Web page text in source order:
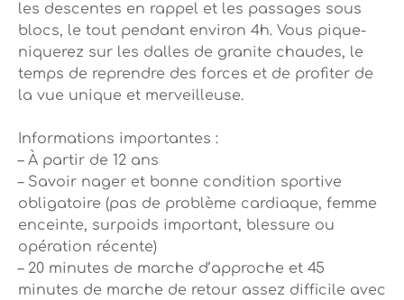
les descentes en rappel et les passages sous
blocs, le tout pendant environ 4h. Vous pique-
niquerez sur les dalles de granite chaudes, le
temps de reprendre des forces et de profiter de
la vue unique et merveilleuse.
Informations importantes :
– À partir de 12 ans
– Savoir nager et bonne condition sportive
obligatoire (pas de problème cardiaque, femme
enceinte, surpoids important, blessure ou
opération récente)
– 20 minutes de marche d’approche et 45
minutes de marche de retour assez difficile avec